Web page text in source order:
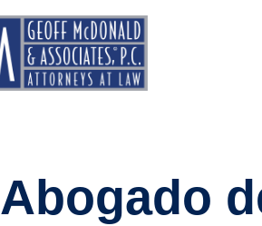
Abogado